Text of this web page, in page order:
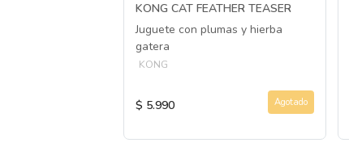
KONG CAT FEATHER TEASER
Juguete con plumas y hierba
gatera
KONG
$ 5.990 Agotado